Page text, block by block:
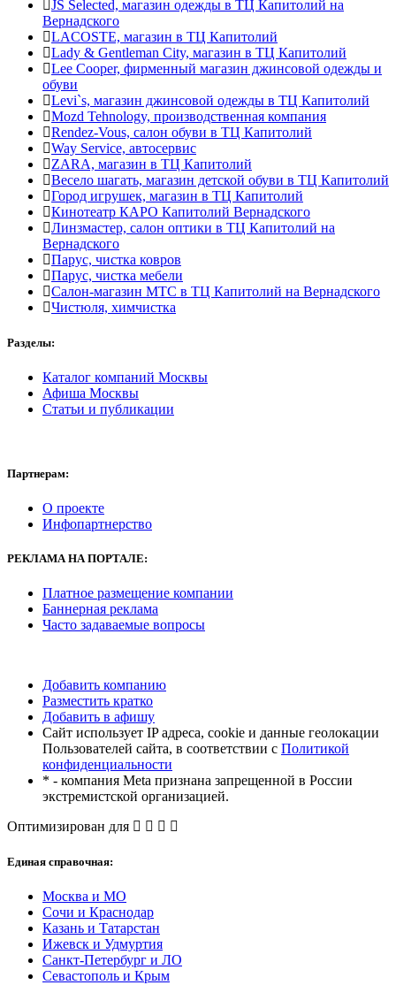
JS Selected, магазин одежды в ТЦ Капитолий на
Вернадского
LACOSTE, магазин в ТЦ Капитолий
Lady & Gentleman Сity, магазин в ТЦ Капитолий
Lee Cooper, фирменный магазин джинсовой одежды и
обуви
Levi`s, магазин джинсовой одежды в ТЦ Капитолий
Mozd Tehnology, производственная компания
Rendez-Vous, салон обуви в ТЦ Капитолий
Way Service, автосервис
ZARA, магазин в ТЦ Капитолий
Весело шагать, магазин детской обуви в ТЦ Капитолий
Город игрушек, магазин в ТЦ Капитолий
Кинотеатр КАРО Капитолий Вернадского
Линзмастер, салон оптики в ТЦ Капитолий на
Вернадского
Парус, чистка ковров
Парус, чистка мебели
Салон-магазин МТС в ТЦ Капитолий на Вернадского
Чистюля, химчистка
Разделы:
Каталог компаний Москвы
Афиша Москвы
Статьи и публикации
Партнерам:
О проекте
Инфопартнерство
РЕКЛАМАНА ПОРТАЛЕ:
Платное размещение компании
Баннерная реклама
Часто задаваемые вопросы
Добавить компанию
Разместить кратко
Добавить в афишу
Сайт использует IP адреса, cookie и данные геолокации
Пользователей сайта, в соответствии с Политикой
конфиденциальности
* - компания Meta признана запрещенной в России
экстремистской организацией.
Оптимизирован для
Единая справочная:
Москва и МО
Сочи и Краснодар
Казань и Татарстан
Ижевск и Удмуртия
Санкт-Петербург и ЛО
Севастополь и Крым